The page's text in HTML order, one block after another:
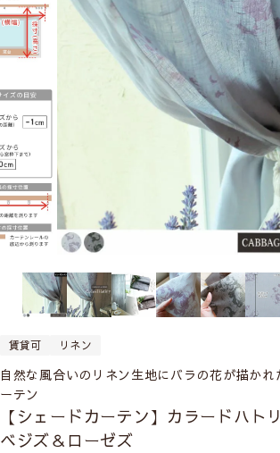
賃貸可 リネン
自然な風合いのリネン生地にバラの花が描かれ
ーテン
【シェードカーテン】カラードハト
ベジズ＆ローゼズ